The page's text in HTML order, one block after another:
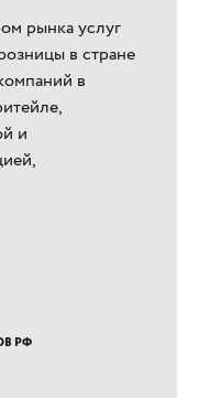
рынка услуг
в стране
в
и
РФ